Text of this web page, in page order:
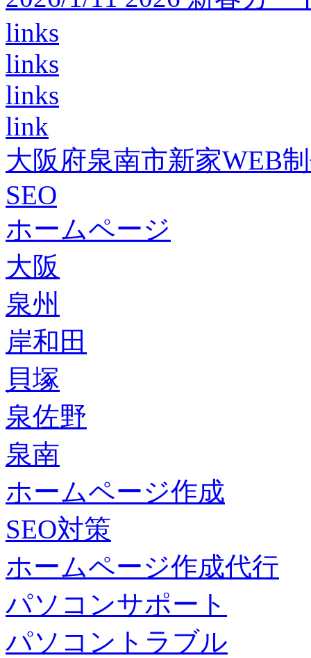
links
links
links
link
大阪府泉南市新家WEB
SEO
ホームページ
大阪
泉州
岸和田
貝塚
泉佐野
泉南
ホームページ作成
SEO対策
ホームページ作成代行
パソコンサポート
パソコントラブル